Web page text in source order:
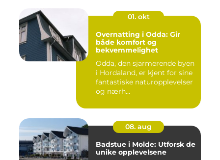
01. okt
Overnatting i Odda: Gir
både komfort og
bekvemmelighet
Odda, den sjarmerende byen
i Hordaland, er kjent for sine
fantastiske naturopplevelser
og nærh...
08. aug
Badstue i Molde: Utforsk de
unike opplevelsene